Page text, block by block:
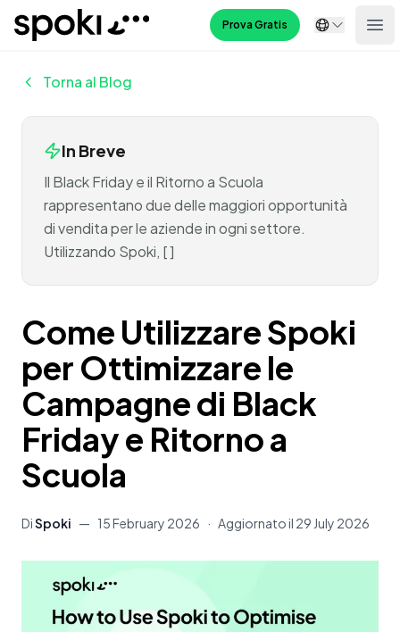
Spoki Prova Gratis
Torna al Blog
In Breve
Il Black Friday e il Ritorno a Scuola
rappresentano due delle maggiori opportunità
di vendita per le aziende in ogni settore.
Utilizzando Spoki, [ ]
Come Utilizzare Spoki
per Ottimizzare le
Campagne di Black
Friday e Ritorno a
Scuola
DiSpoki — 15 February 2026 · Aggiornato il 29 July 2026